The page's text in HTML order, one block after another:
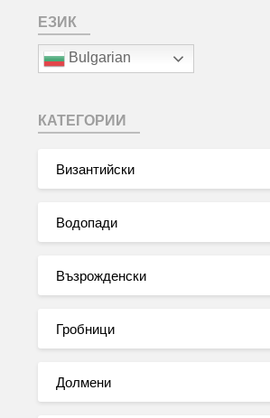
ЕЗИК
Bulgarian
КАТЕГОРИИ
Византийски
Водопади
Възрожденски
Гробници
Долмени